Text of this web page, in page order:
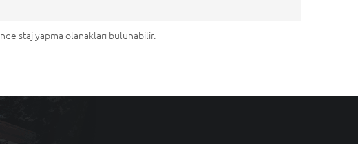
staj yapma olanakları bulunabilir.